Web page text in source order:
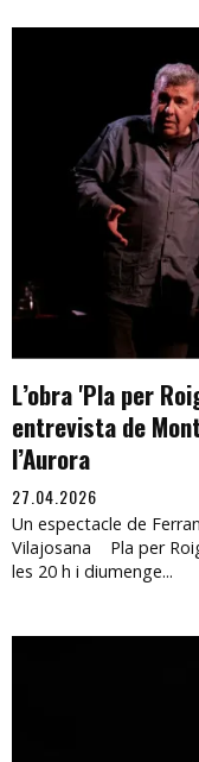
L’obra 'Pla per
entrevista de
l’Aurora
27.04.2026
Un espectacle de
Vilajosana Pla per
les 20 h i diumenge...